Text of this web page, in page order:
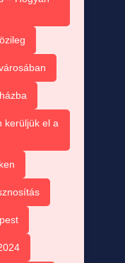
kerüljük el a